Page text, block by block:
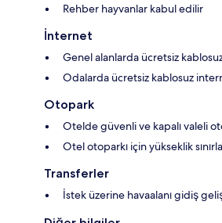
Rehber hayvanlar kabul edilir
İnternet
Genel alanlarda ücretsiz
Odalarda ücretsiz kablosuz
Otopark
Otelde güvenli ve kapalı valeli
Otel otoparkı için yükseklik
Transferler
İstek üzerine havaalanı gidiş